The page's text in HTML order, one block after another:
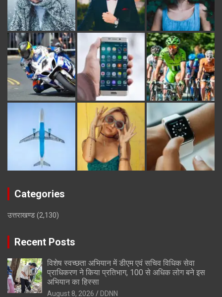
Categories
उत्तराखण्ड(2,130)
Recent Posts
विशेष स्वच्छता अभियान में डीएम एवं सचिव विधिक सेवा
प्राधिकरण ने किया प्रतिभाग, 100 से अधिक लोग बने इस
अभियान का हिस्सा
August 8, 2026 DDNN